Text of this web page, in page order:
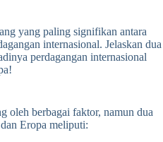
yang paling signifikan antara
internasional. Jelaskan dua
perdagangan internasional
oleh berbagai faktor, namun dua
Eropa meliputi: